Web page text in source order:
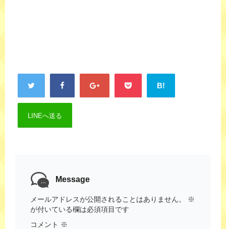
B!
LINEへ送る
Message
メールアドレスが公開されることはありません。
※
が付いている欄は必須項目です
コメント ※